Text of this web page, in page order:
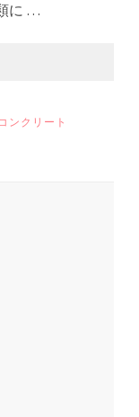
に …
ンクリート